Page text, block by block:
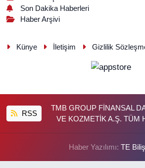
Son Dakika Haberleri
Haber Arşivi
Künye İletişim Gizlilik
RSS
TMB GROUP FİNANSAL
VE KOZMETİK A.Ş. TÜM
Haber Yazılımı: TE